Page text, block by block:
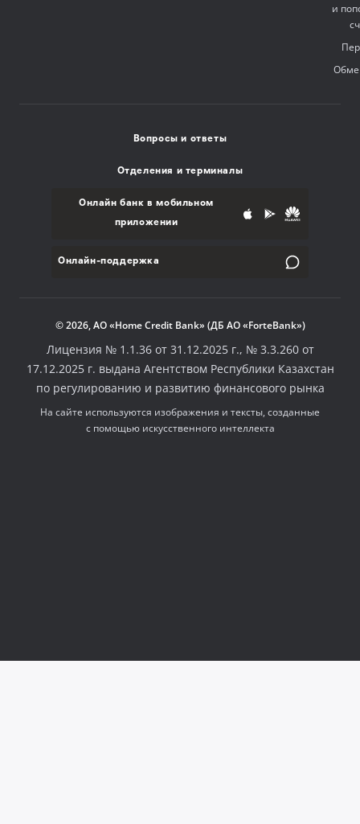
и
Вопросы и ответы
Отделения и терминалы
Онлайн банк в мобильном
приложении
Онлайн-поддержка
© 2026, АО «Home Credit Bank» (ДБ АО «ForteBank»)
Лицензия № 1.1.36 от 31.12.2025 г., № 3.3.260 от
17.12.2025 г. выдана Агентством Республики Казахстан
по регулированию и развитию финансового рынка
На сайте используются изображения и тексты, созданные
с помощью искусственного интеллекта